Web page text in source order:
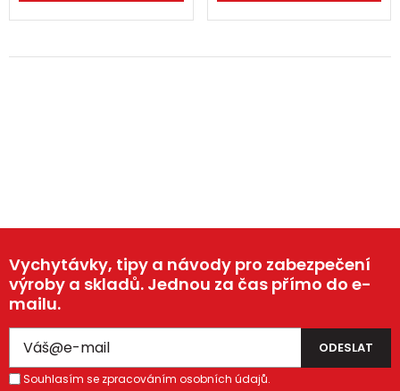
Vychytávky, tipy a návody pro zabezpečení
výroby a skladů. Jednou za čas přímo do e-
mailu.
Souhlasím se zpracováním osobních údajů.